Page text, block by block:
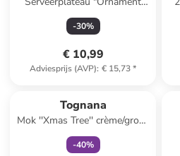
Pearl" wit - (L)31 x (B)19 cm
-30%
€ 10,99
Adviesprijs (AVP): € 15,73*
Tognana
Mok ''Xmas Tree'' crème/groen
- 380 ml
-40%